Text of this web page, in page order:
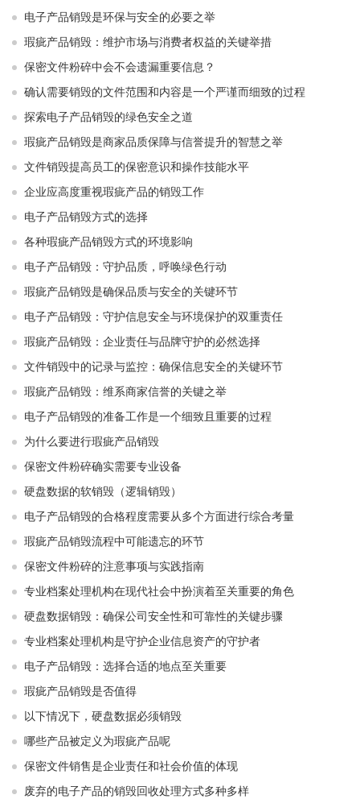
电子产品销毁是环保与安全的必要之举​ ​
瑕疵产品销毁：维护市场与消费者权益的关键举措​ ​
保密文件粉碎中会不会遗漏重要信息？
确认需要销毁的文件范围和内容是一个严谨而细致的过程
探索电子产品销毁的绿色安全之道
瑕疵产品销毁是商家品质保障与信誉提升的智慧之举
文件销毁提高员工的保密意识和操作技能水平
企业应高度重视瑕疵产品的销毁工作
电子产品销毁方式的选择
各种瑕疵产品销毁方式的环境影响
电子产品销毁：守护品质，呼唤绿色行动
瑕疵产品销毁是确保品质与安全的关键环节
电子产品销毁：守护信息安全与环境保护的双重责任
瑕疵产品销毁：企业责任与品牌守护的必然选择
文件销毁中的记录与监控：确保信息安全的关键环节
瑕疵产品销毁：维系商家信誉的关键之举
电子产品销毁的准备工作是一个细致且重要的过程
为什么要进行瑕疵产品销毁
保密文件粉碎确实需要专业设备
硬盘数据的软销毁（逻辑销毁）
电子产品销毁的合格程度需要从多个方面进行综合考量
瑕疵产品销毁流程中可能遗忘的环节
保密文件粉碎的注意事项与实践指南
专业档案处理机构在现代社会中扮演着至关重要的角色
硬盘数据销毁：确保公司安全性和可靠性的关键步骤
专业档案处理机构是守护企业信息资产的守护者
电子产品销毁：选择合适的地点至关重要
瑕疵产品销毁是否值得
以下情况下，硬盘数据必须销毁
哪些产品被定义为瑕疵产品呢
保密文件销售是企业责任和社会价值的体现
废弃的电子产品的销毁回收处理方式多种多样